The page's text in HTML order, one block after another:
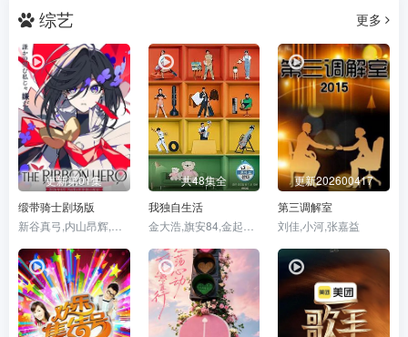
综艺 更多
更新第01集
缎带骑士剧场版
共48集全
我独自生活
更新202600417
第三调解室
刘佳,小河,张嘉益